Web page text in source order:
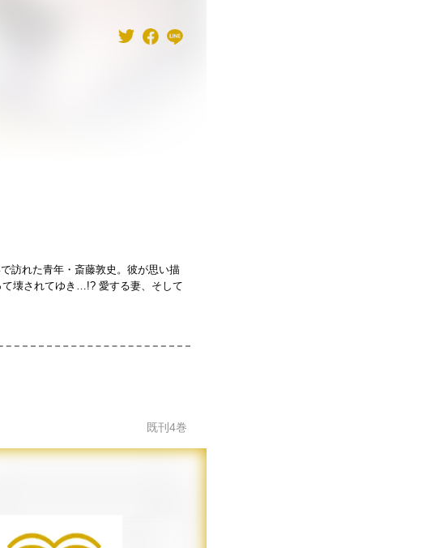
訪れた青年・斎藤敦史。彼が思い描
壊されてゆき…!? 愛する妻、そして
既刊 4巻